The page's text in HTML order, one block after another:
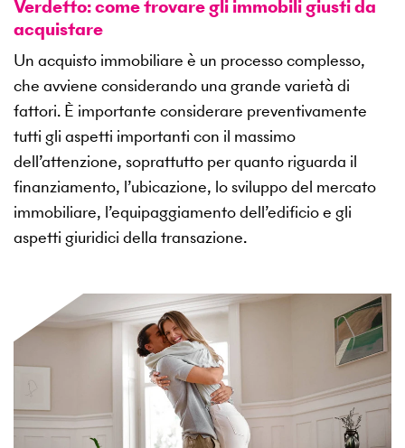
Verdetto: come trovare gli immobili giusti da
acquistare
Un acquisto immobiliare è un processo complesso,
che avviene considerando una grande varietà di
fattori. È importante considerare preventivamente
tutti gli aspetti importanti con il massimo
dell’attenzione, soprattutto per quanto riguarda il
finanziamento, l’ubicazione, lo sviluppo del mercato
immobiliare, l’equipaggiamento dell’edificio e gli
aspetti giuridici della transazione.